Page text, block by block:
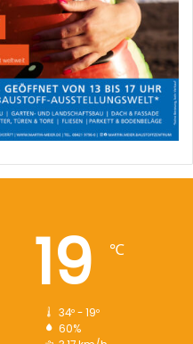
19 ℃
34º - 19º
60%